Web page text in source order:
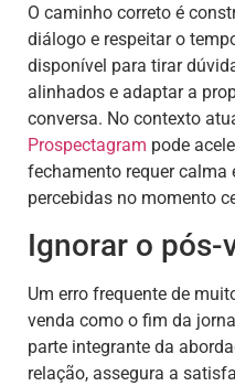
O caminho correto é
diálogo e respeitar o
disponível para tirar
alinhados e adaptar a
conversa. No contexto
Prospectagram pode
fechamento requer calma
percebidas no momento
Ignorar o pós-
Um erro frequente de
venda como o fim da
parte integrante da
relação, assegura a